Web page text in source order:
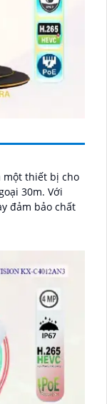
một thiết bị cho
30m. Với
đảm bảo chất